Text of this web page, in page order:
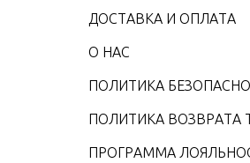
ДОСТАВКА И ОПЛАТА
О НАС
ПОЛИТИКА
ПОЛИТИКА ВОЗВРАТА
ПРОГРАММА